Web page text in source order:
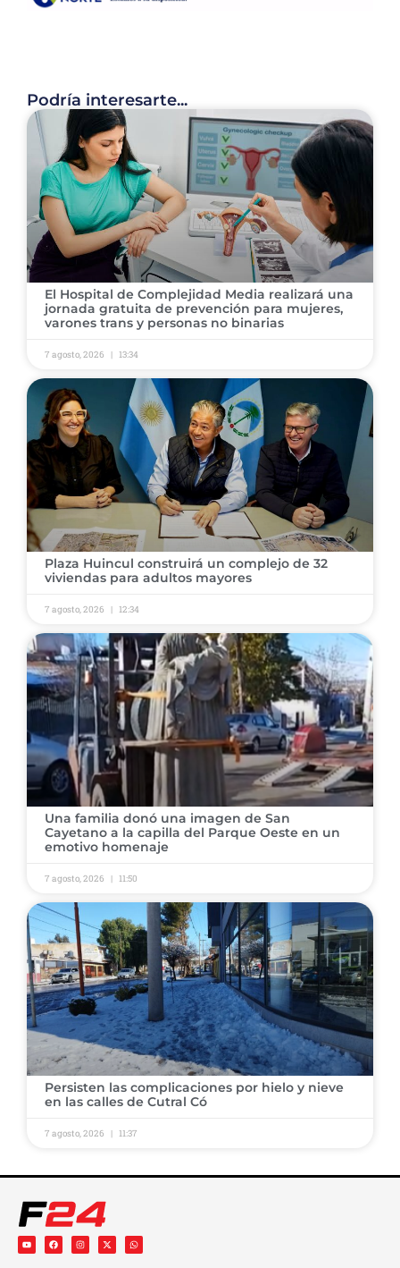
Podría interesarte...
El Hospital de Complejidad Media realizará una
jornada gratuita de prevención para mujeres,
varones trans y personas no binarias
7 agosto, 2026 13:34
Plaza Huincul construirá un complejo de 32
viviendas para adultos mayores
7 agosto, 2026 12:34
Una familia donó una imagen de San
Cayetano a la capilla del Parque Oeste en un
emotivo homenaje
7 agosto, 2026 11:50
Persisten las complicaciones por hielo y nieve
en las calles de Cutral Có
7 agosto, 2026 11:37